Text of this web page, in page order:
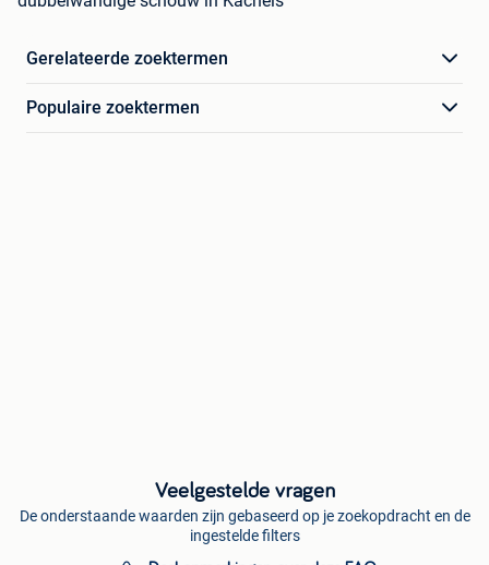
Gerelateerde zoektermen
Populaire zoektermen
Veelgestelde vragen
De onderstaande waarden zijn gebaseerd op je zoekopdracht en de
ingestelde filters